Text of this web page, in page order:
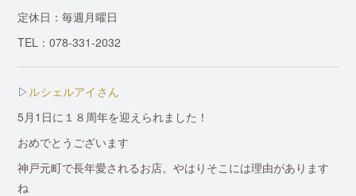
定休日：毎週月曜日
TEL：078-331-2032
▷ ルシェルアイさん
5月1日に１８周年を迎えられました！
おめでとうございます
神戸元町で長年愛されるお店。やはりそこには理由があります
ね